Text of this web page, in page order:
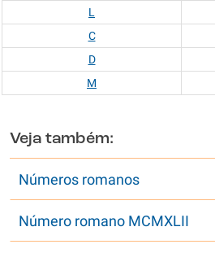
L
C
D
M
Veja também:
Números romanos
Número romano MCMXLII